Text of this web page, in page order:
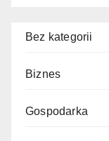
Bez kategorii
Biznes
Gospodarka